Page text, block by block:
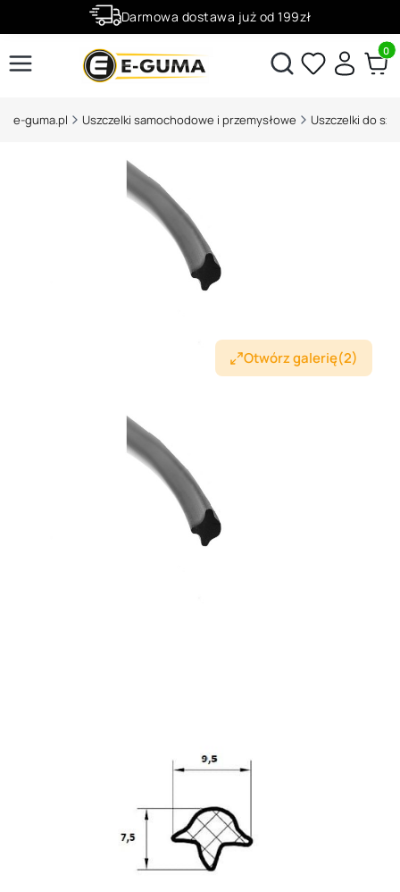
Darmowa dostawa już od 199zł
Rabaty -50% na wybrane produktyOtwórz wyszukiwarkę
e-guma.pl Uszczelki samochodowe i przemysłowe
Otwórz galerię(2)